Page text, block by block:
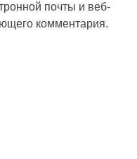
почты и веб-
комментария.